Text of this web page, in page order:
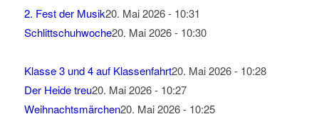
2. Fest der Musik20. Mai 2026 - 10:31
Schlittschuhwoche20. Mai 2026 - 10:30
Klasse 3 und 4 auf Klassenfahrt20. Mai 2026 - 10:28
Der Heide treu20. Mai 2026 - 10:27
Weihnachtsmärchen20. Mai 2026 - 10:25